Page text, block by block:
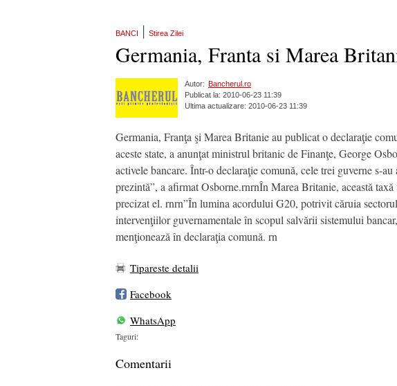
BANCI Stirea Zilei
Germania, Franta si Marea
Autor:
Bancherul.ro
Publicat la: 2010-06-23 11:39
Ultima actualizare: 2010-06-23 11:39
Germania, Franţa şi Marea Britanie au publicat o declaraţie
aceste state, a anunţat ministrul britanic de Finanţe, George
activele bancare. Într-o declaraţie comună, cele trei guverne s-
prezintă”, a afirmat Osborne.rnrnÎn Marea Britanie, această
precizat el. rnrn”În lumina acordului G20, potrivit căruia
intervenţiilor guvernamentale în scopul salvării sistemului
menţionează în declaraţia comună. rn
Tipareste detalii
Facebook
WhatsApp
Taguri:
Comentarii